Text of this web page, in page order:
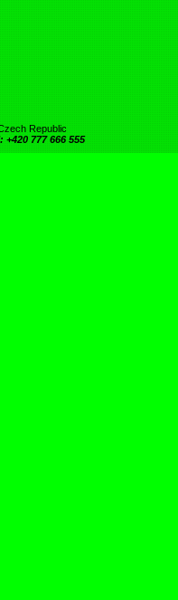
Republic
+420 777 666 555